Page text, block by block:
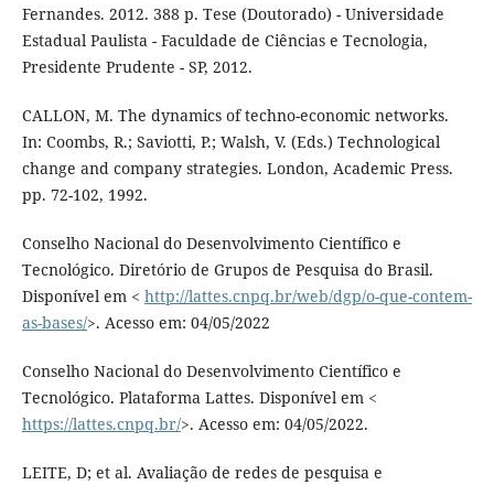
Fernandes. 2012. 388 p. Tese (Doutorado) - Universidade
Estadual Paulista - Faculdade de Ciências e Tecnologia,
Presidente Prudente - SP, 2012.
CALLON, M. The dynamics of techno-economic networks.
In: Coombs, R.; Saviotti, P.; Walsh, V. (Eds.) Technological
change and company strategies. London, Academic Press.
pp. 72-102, 1992.
Conselho Nacional do Desenvolvimento Científico e
Tecnológico. Diretório de Grupos de Pesquisa do Brasil.
Disponível em < http://lattes.cnpq.br/web/dgp/o-que-contem-
as-bases/>. Acesso em: 04/05/2022
Conselho Nacional do Desenvolvimento Científico e
Tecnológico. Plataforma Lattes. Disponível em <
https://lattes.cnpq.br/>. Acesso em: 04/05/2022.
LEITE, D; et al. Avaliação de redes de pesquisa e